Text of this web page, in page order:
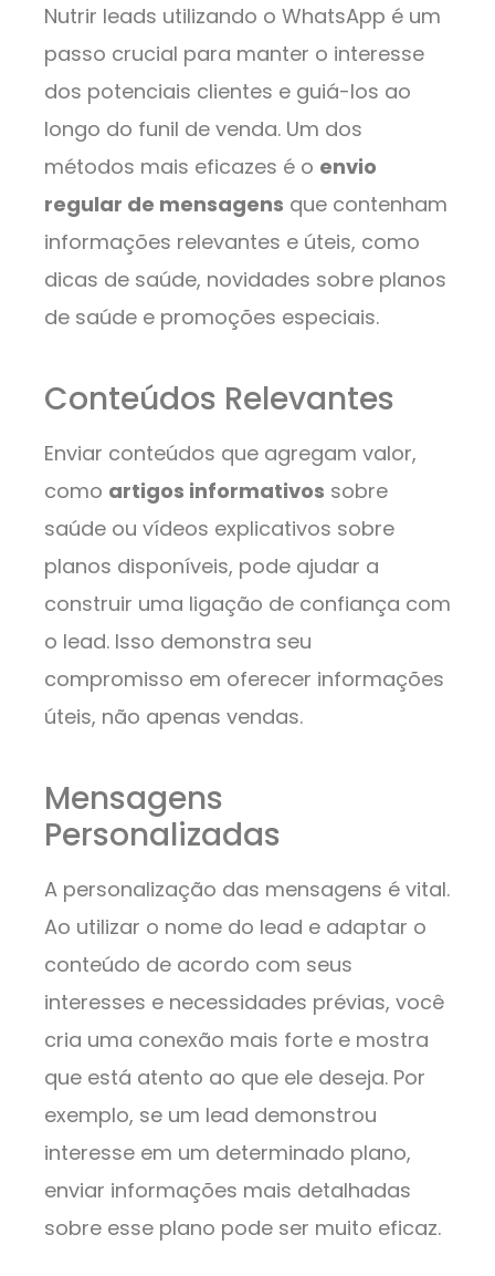
Nutrir leads utilizando o WhatsApp é um
passo crucial para manter o interesse
dos potenciais clientes e guiá-los ao
longo do funil de venda. Um dos
métodos mais eficazes é o envio
regular de mensagens que contenham
informações relevantes e úteis, como
dicas de saúde, novidades sobre planos
de saúde e promoções especiais.
Conteúdos Relevantes
Enviar conteúdos que agregam valor,
como artigos informativos sobre
saúde ou vídeos explicativos sobre
planos disponíveis, pode ajudar a
construir uma ligação de confiança com
o lead. Isso demonstra seu
compromisso em oferecer informações
úteis, não apenas vendas.
Mensagens
Personalizadas
A personalização das mensagens é vital.
Ao utilizar o nome do lead e adaptar o
conteúdo de acordo com seus
interesses e necessidades prévias, você
cria uma conexão mais forte e mostra
que está atento ao que ele deseja. Por
exemplo, se um lead demonstrou
interesse em um determinado plano,
enviar informações mais detalhadas
sobre esse plano pode ser muito eficaz.